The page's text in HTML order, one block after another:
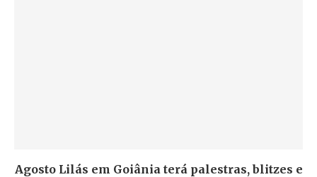
Agosto Lilás em Goiânia terá palestras, blitzes e